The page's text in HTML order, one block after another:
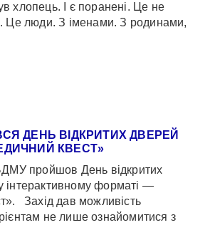
хлопець. І є поранені. Це не
Це люди. З іменами. З родинами,
ДЕНЬ ВІДКРИТИХ ДВЕРЕЙ
КВЕСТ»
пройшов День відкритих
інтерактивному форматі —
Захід дав можливість
не лише ознайомитися з